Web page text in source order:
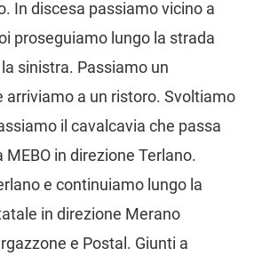
In discesa passiamo vicino a
proseguiamo lungo la strada
sinistra. Passiamo un
arriviamo a un ristoro. Svoltiamo
il cavalcavia che passa
in direzione Terlano.
e continuiamo lungo la
in direzione Merano
e Postal. Giunti a